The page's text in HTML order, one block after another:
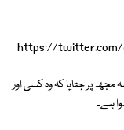
https://twitter.com/
مجھ پر جتایا کہ وہ کسی اور
ہے۔